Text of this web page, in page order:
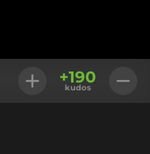
+190
kudos